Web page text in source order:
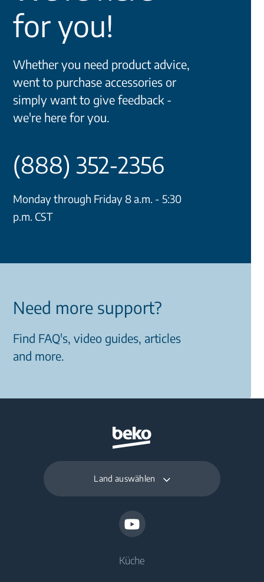
for you!
Whether you need product advice,
went to purchase accessories or
simply want to give feedback -
we're here for you.
(888) 352-2356
Monday through Friday 8 a.m. - 5:30
p.m. CST
Need more support?
Find FAQ's, video guides, articles
and more.
Land auswählen
Küche